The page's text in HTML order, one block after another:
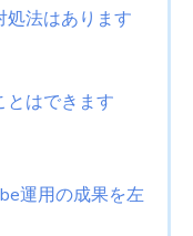
処法はあります
とはできます
運用の成果を左